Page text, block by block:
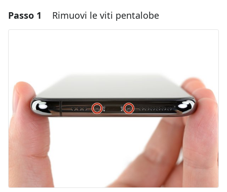
Passo 1 Rimuovi le viti pentalobe